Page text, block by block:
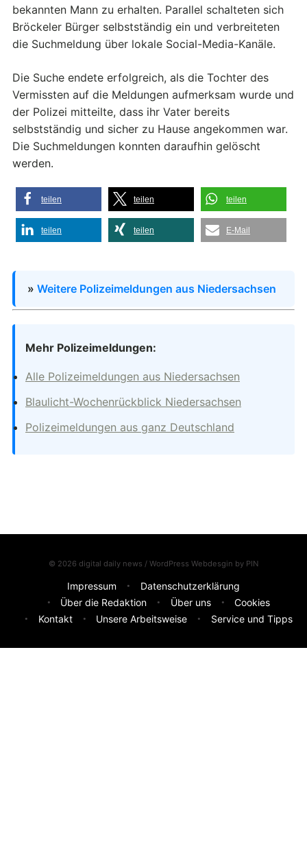
bekannten Mann zu erhalten. Parallel schalteten sich
Bröckeler Bürger selbstständig ein und verbreiteten
die Suchmeldung über lokale Social-Media-Kanäle.
Die Suche endete erfolgreich, als die Tochter des
Vermissten auf die Meldungen aufmerksam wurde und
der Polizei mitteilte, dass ihr Vater bereits
selbstständig und sicher zu Hause angekommen war.
Die Suchmeldungen konnten daraufhin gelöscht
werden.
teilen teilen teilen
teilen teilen E-Mail
» Weitere Polizeimeldungen aus Niedersachsen
Mehr Polizeimeldungen:
Alle Polizeimeldungen aus Niedersachsen
Blaulicht-Wochenrückblick Niedersachsen
Polizeimeldungen aus ganz Deutschland
© 2026 digital daily news / WordPress Webdesgin by PIN
Impressum
Datenschutzerklärung
Über die Redaktion
Über uns
Cookies
Kontakt
Unsere Arbeitsweise Service und Tipps